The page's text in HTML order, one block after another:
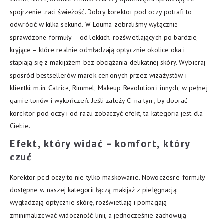
spojrzenie traci świeżość. Dobry korektor pod oczy potrafi to
odwrócić w kilka sekund. W Louma zebraliśmy wyłącznie
sprawdzone formuły – od lekkich, rozświetlających po bardziej
kryjące – które realnie odmładzają optycznie okolice oka i
stapiają się z makijażem bez obciążania delikatnej skóry. Wybieraj
spośród bestsellerów marek cenionych przez wizażystów i
klientki: m.in. Catrice, Rimmel, Makeup Revolution i innych, w pełnej
gamie tonów i wykończeń. Jeśli zależy Ci na tym, by dobrać
korektor pod oczy i od razu zobaczyć efekt, ta kategoria jest dla
Ciebie.
Efekt, który widać – komfort, który
czuć
Korektor pod oczy to nie tylko maskowanie. Nowoczesne formuły
dostępne w naszej kategorii łączą makijaż z pielęgnacją:
wygładzają optycznie skórę, rozświetlają i pomagają
zminimalizować widoczność linii, a jednocześnie zachowują